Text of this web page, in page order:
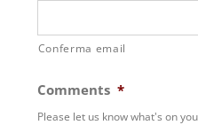
Conferma email
Comments *
Please let us know what's on